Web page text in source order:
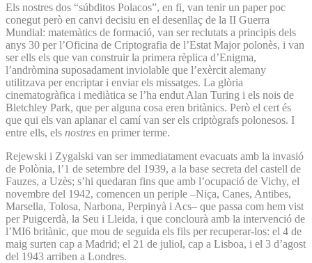
Els nostres dos “súbditos Polacos”, en fi, van tenir un paper poc
conegut però en canvi decisiu en el desenllaç de la II Guerra
Mundial: matemàtics de formació, van ser reclutats a principis dels
anys 30 per l’Oficina de Criptografia de l’Estat Major polonès, i van
ser ells els que van construir la primera rèplica d’Enigma,
l’andròmina suposadament inviolable que l’exèrcit alemany
utilitzava per encriptar i enviar els missatges. La glòria
cinematogràfica i mediàtica se l’ha endut Alan Turing i els nois de
Bletchley Park, que per alguna cosa eren britànics. Però el cert és
que qui els van aplanar el camí van ser els criptògrafs polonesos. I
entre ells, els nostres en primer terme.
Rejewski i Zygalski van ser immediatament evacuats amb la invasió
de Polònia, l’1 de setembre del 1939, a la base secreta del castell de
Fauzes, a Uzès; s’hi quedaran fins que amb l’ocupació de Vichy, el
novembre del 1942, comencen un periple –Niça, Canes, Antibes,
Marsella, Tolosa, Narbona, Perpinyà i Acs– que passa com hem vist
per Puigcerdà, la Seu i Lleida, i que conclourà amb la intervenció de
l’MI6 britànic, que mou de seguida els fils per recuperar-los: el 4 de
maig surten cap a Madrid; el 21 de juliol, cap a Lisboa, i el 3 d’agost
del 1943 arriben a Londres.